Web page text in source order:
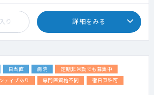
り 詳細をみる
日当直 病院
定期非常勤でも募集中
ティブあり 専門医資格不問 宿日直許可